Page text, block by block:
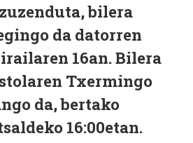
bilera
da datorren
16an. Bilera
Txermingo
da, bertako
16:00etan.